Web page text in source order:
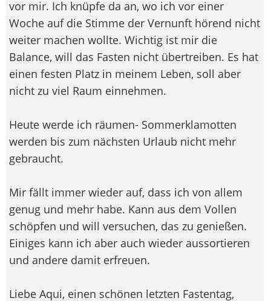
vor mir. Ich knüpfe da an, wo ich vor einer
Woche auf die Stimme der Vernunft hörend nicht
weiter machen wollte. Wichtig ist mir die
Balance, will das Fasten nicht übertreiben. Es hat
einen festen Platz in meinem Leben, soll aber
nicht zu viel Raum einnehmen.
Heute werde ich räumen- Sommerklamotten
werden bis zum nächsten Urlaub nicht mehr
gebraucht.
Mir fällt immer wieder auf, dass ich von allem
genug und mehr habe. Kann aus dem Vollen
schöpfen und will versuchen, das zu genießen.
Einiges kann ich aber auch wieder aussortieren
und andere damit erfreuen.
Liebe Aqui, einen schönen letzten Fastentag,